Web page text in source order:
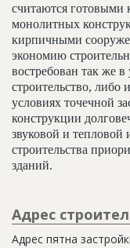
считаются готовыми
монолитных
кирпичными
экономию
востребован так же
строительство, либо
условиях точечной
конструкции
звуковой и тепловой
строительства
зданий.
Адрес
Адрес пятна